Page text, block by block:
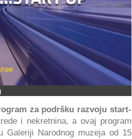
za podršku razvoju start-
i nekretnina, a ovaj program
Galeriji Narodnog muzeja od 15